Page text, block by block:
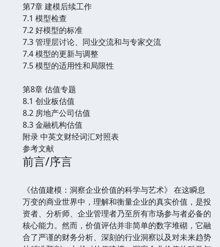
第7章 建模后续工作
7.1 模型检查
7.2 好模型的标准
7.3 管理层讨论、同业交流和与专家交流
7.4 模型的更新与调整
7.5 模型的适用性和局限性
第8章 估值专题
8.1 创业板估值
8.2 房地产公司估值
8.3 金融机构估值
附录 中英文财经词汇对照表
参考文献
前言/序言
《估值建模：洞察企业价值的科学与艺术》 在这瞬息
万变的商业世界中，理解和衡量企业的真实价值，是投
资者、分析师、企业管理者乃至所有市场参与者必备的
核心能力。然而，价值评估并非简单的数字堆砌，它融
合了严谨的财务分析、深刻的行业洞察以及对未来趋势